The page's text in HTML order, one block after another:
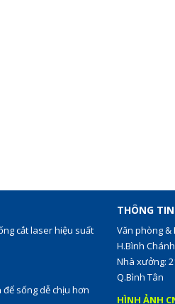
cắt laser hiệu suất
sống dễ chịu hơn
THÔNG
Văn phòng &
H.Bình
Nhà xưởng:
Q.Bình Tân
HÌNH ẢNH